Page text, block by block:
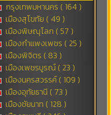
กรุงเทพมหานคร ( 164 )
เมืองสุโขทัย ( 49 )
เมืองพิษณุโลก ( 57 )
เมืองกำแพงเพชร ( 25 )
เมืองพิจิตร ( 83 )
เมืองเพชรบูรณ์ ( 23 )
เมืองนครสวรรค์ ( 109 )
เมืองอุทัยธานี ( 73 )
เมืองชัยนาท ( 128 )